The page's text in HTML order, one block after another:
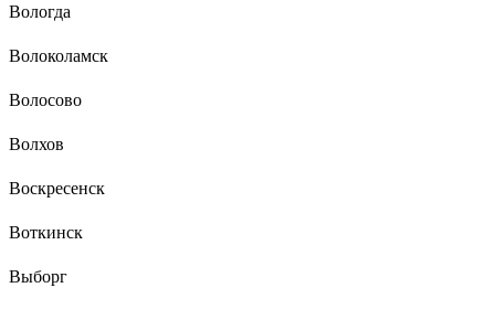
Вологда
Волоколамск
Волосово
Волхов
Воскресенск
Воткинск
Выборг